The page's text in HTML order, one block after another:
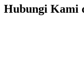
Hubungi Kami